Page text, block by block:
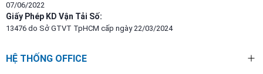
07/06/2022
Giấy Phép KD Vận Tải Số:
13476 do Sở GTVT TpHCM cấp ngày 22/03/2024
HỆ THỐNG OFFICE